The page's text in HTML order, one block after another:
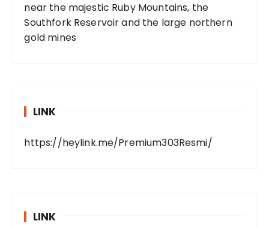
near the majestic Ruby Mountains, the
Southfork Reservoir and the large northern
gold mines
LINK
https://heylink.me/Premium303Resmi/
LINK